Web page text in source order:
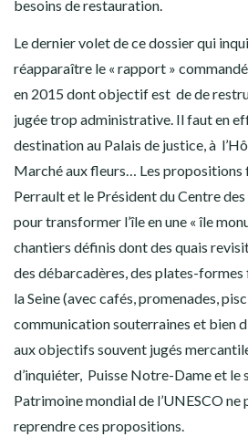
besoins de restauration.
Le dernier volet de ce dossier qui
réapparaître le « rapport »
en 2015 dont objectif est de de
jugée trop administrative. Il faut en
destination au Palais de justice, à
Marché aux fleurs… Les propositions
Perrault et le Président du Centre
pour transformer l’île en une « île
chantiers définis dont des quais
des débarcadères, des plates-
la Seine (avec cafés, promenades,
communication souterraines et bien
aux objectifs souvent jugés
d’inquiéter, Puisse Notre-Dame et le
Patrimoine mondial de l’UNESCO
reprendre ces propositions.